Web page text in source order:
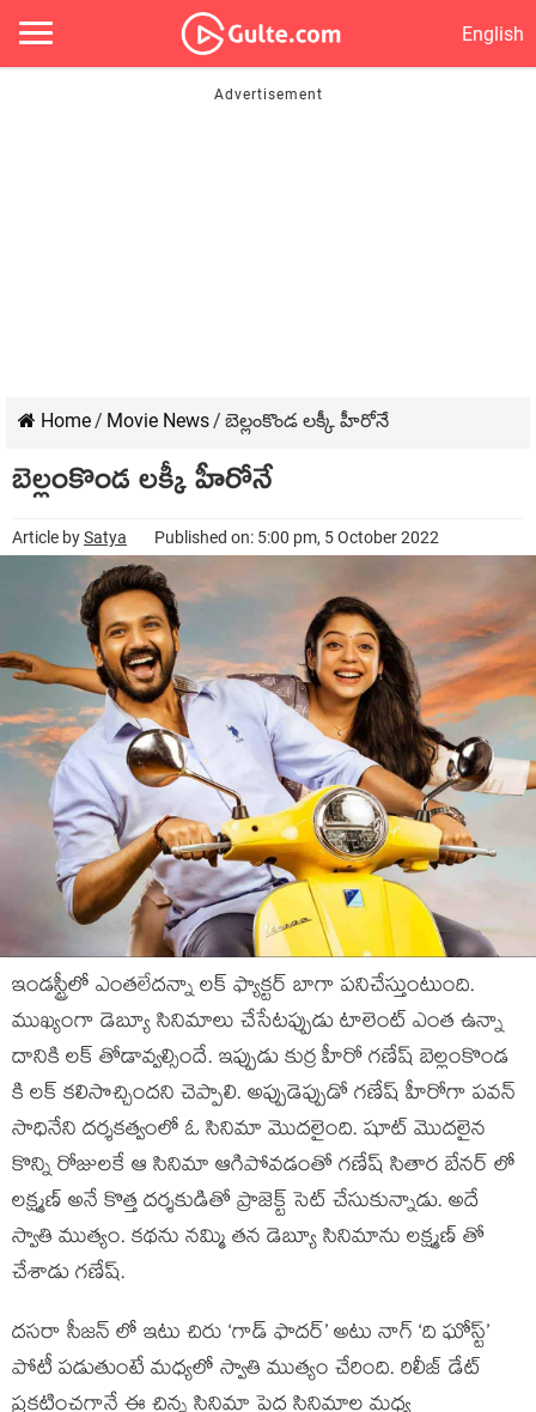
English
Home/ Movie News/ బెల్లంకొండ లక్కీ హీరోనే
బెల్లంకొండ లక్కీ హీరోనే
Article bySatya Published on: 5:00 pm, 5 October 2022
ఇండస్ట్రీలో ఎంతలేదన్నా లక్ ఫ్యాక్టర్ బాగా పనిచేస్తుంటుంది.
ముఖ్యంగా డెబ్యూ సినిమాలు చేసేటప్పుడు టాలెంట్ ఎంత ఉన్నా
దానికి లక్ తోడావ్వల్సిందే. ఇప్పుడు కుర్ర హీరో గణేష్ బెల్లంకొండ
కి లక్ కలిసొచ్చిందని చెప్పాలి. అప్పుడెప్పుడో గణేష్ హీరోగా పవన్
సాధినేని దర్శకత్వంలో ఓ సినిమా మొదలైంది. షూట్ మొదలైన
కొన్ని రోజులకే ఆ సినిమా ఆగిపోవడంతో గణేష్ సితార బేనర్ లో
లక్ష్మణ్ అనే కొత్త దర్శకుడితో ప్రాజెక్ట్ సెట్ చేసుకున్నాడు. అదే
స్వాతి ముత్యం. కథను నమ్మి తన డెబ్యూ సినిమాను లక్ష్మణ్ తో
చేశాడు గణేష్.
దసరా సీజన్ లో ఇటు చిరు ‘గాడ్ ఫాదర్’ అటు నాగ్ ‘ది ఘోస్ట్’
పోటీ పడుతుంటే మధ్యలో స్వాతి ముత్యం చేరింది. రిలీజ్ డేట్